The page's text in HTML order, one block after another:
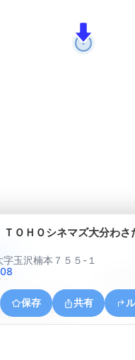
ＴＯＨＯシネマズ大分わさ
玉沢楠本７５５-１
保存 共有
大分市大字田尻